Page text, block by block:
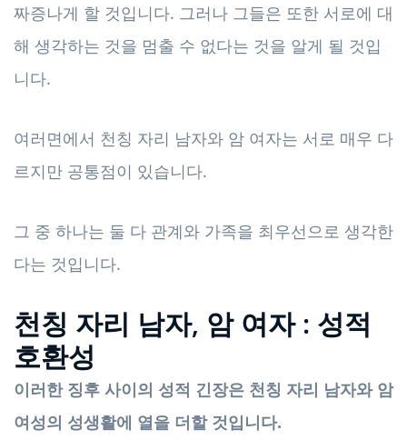
짜증나게 할 것입니다. 그러나 그들은 또한 서로에 대
해 생각하는 것을 멈출 수 없다는 것을 알게 될 것입
니다.
여러면에서 천칭 자리 남자와 암 여자는 서로 매우 다
르지만 공통점이 있습니다.
그 중 하나는 둘 다 관계와 가족을 최우선으로 생각한
다는 것입니다.
천칭 자리 남자, 암 여자 : 성적
호환성
이러한 징후 사이의 성적 긴장은 천칭 자리 남자와 암
여성의 성생활에 열을 더할 것입니다.